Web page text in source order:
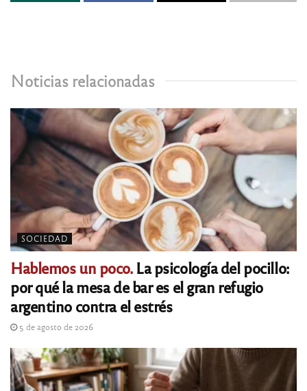
Noticias relacionadas
SOCIEDAD
Hablemos un poco.La psicología del pocillo:
por qué la mesa de bar es el gran refugio
argentino contra el estrés
5 de agosto de 2026